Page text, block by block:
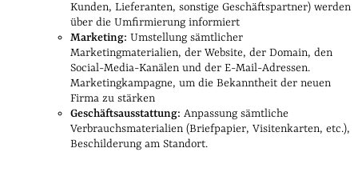
Kunden, Lieferanten, sonstige Geschäftspartner) werden
über die Umfirmierung informiert
Marketing: Umstellung sämtlicher
Marketingmaterialien, der Website, der Domain, den
Social-Media-Kanälen und der E-Mail-Adressen.
Marketingkampagne, um die Bekanntheit der neuen
Firma zu stärken
Geschäftsausstattung: Anpassung sämtliche
Verbrauchsmaterialien (Briefpapier, Visitenkarten, etc.),
Beschilderung am Standort.